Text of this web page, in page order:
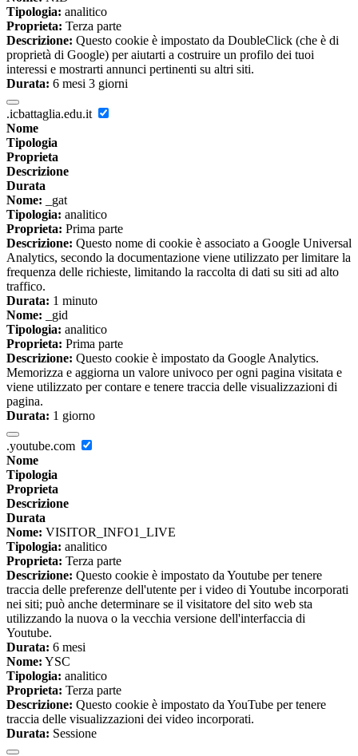
Tipologia: analitico
Proprieta: Terza parte
Descrizione: Questo cookie è impostato da DoubleClick (che è di
proprietà di Google) per aiutarti a costruire un profilo dei tuoi
interessi e mostrarti annunci pertinenti su altri siti.
Durata: 6 mesi 3 giorni
.icbattaglia.edu.it
Nome
Tipologia
Proprieta
Descrizione
Durata
Nome: _gat
Tipologia: analitico
Proprieta: Prima parte
Descrizione: Questo nome di cookie è associato a Google Universal
Analytics, secondo la documentazione viene utilizzato per limitare la
frequenza delle richieste, limitando la raccolta di dati su siti ad alto
traffico.
Durata: 1 minuto
Nome: _gid
Tipologia: analitico
Proprieta: Prima parte
Descrizione: Questo cookie è impostato da Google Analytics.
Memorizza e aggiorna un valore univoco per ogni pagina visitata e
viene utilizzato per contare e tenere traccia delle visualizzazioni di
pagina.
Durata: 1 giorno
.youtube.com
Nome
Tipologia
Proprieta
Descrizione
Durata
Nome: VISITOR_INFO1_LIVE
Tipologia: analitico
Proprieta: Terza parte
Descrizione: Questo cookie è impostato da Youtube per tenere
traccia delle preferenze dell'utente per i video di Youtube incorporati
nei siti; può anche determinare se il visitatore del sito web sta
utilizzando la nuova o la vecchia versione dell'interfaccia di
Youtube.
Durata: 6 mesi
Nome: YSC
Tipologia: analitico
Proprieta: Terza parte
Descrizione: Questo cookie è impostato da YouTube per tenere
traccia delle visualizzazioni dei video incorporati.
Durata: Sessione